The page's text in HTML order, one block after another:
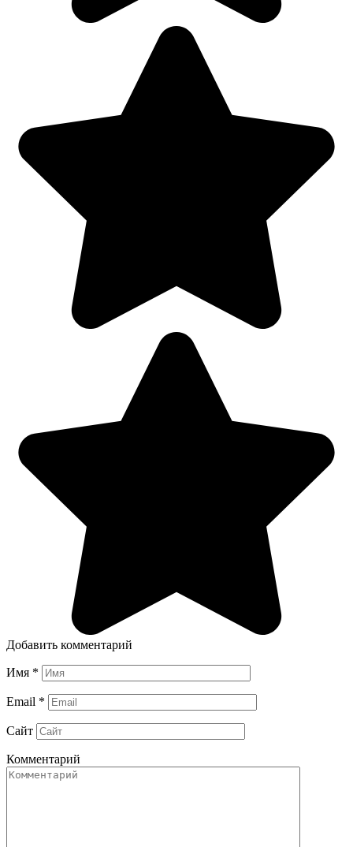
Добавить комментарий
Имя *
Email *
Сайт
Комментарий